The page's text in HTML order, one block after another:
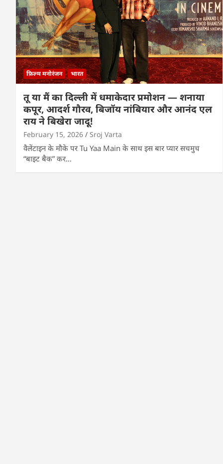
फ़िल्म मनोरंजन भारत
तू या मैं का दिल्ली में धमाकेदार प्रमोशन — शनाया
कपूर, आदर्श गौरव, बिजॉय नांबियार और आनंद एल
राय ने बिखेरा जादू!
February 15, 2026 Sroj Varta
वैलेंटाइन के मौके पर Tu Yaa Main के साथ इस बार प्यार सचमुच
“बाइट बैक” कर…